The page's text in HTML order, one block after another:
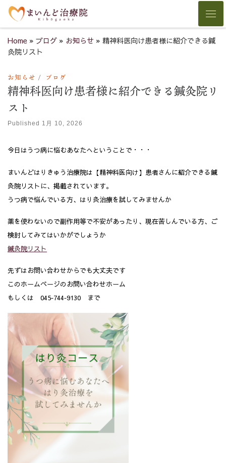
Skip to content
Home » ブログ » お知らせ » 精神科医向け患者様に紹介できる鍼
灸院リスト
お知らせ ブログ
精神科医向け患者様に紹介できる鍼灸院リ
スト
Published 1月 10, 2026
今日はうつ病に悩むあなたへということで・・・
まいんどはりきゅう治療院は【精神科医向け】患者さんに紹介できる鍼
灸院リストに、掲載されています。
うつ病で悩んでいる方、はり灸治療を試してみませんか
薬を使わないので副作用等で不安があったり、現在苦しんでいる方、ご
検討してみてはいかがでしょうか
鍼灸院リスト
先ずはお問い合わせからでも大丈夫です
このホームページのお問い合わせホーム
もしくは 045‐744‐9130 まで